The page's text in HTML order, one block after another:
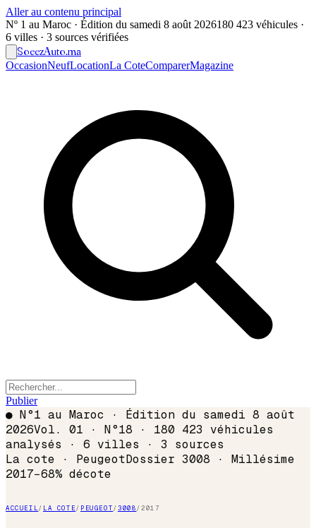
Aller au contenu principal
Nº 1 au Maroc · Édition du samedi 8 août 2026180 423 véhicules ·
6 villes · 3 sources vérifiées
SoeezAuto.ma
OccasionNeufLocationLa CoteComparerMagazine
Publier
● N°1 au Maroc · Édition du samedi 8 août
2026Vol. 01 · N°18 · 180 423 véhicules
analysés · 6 villes · 3 sources
La cote · PeugeotDossier 3008 · Millésime
2017−68% décote
ACCUEIL/ LA COTE/ PEUGEOT/3008/2017